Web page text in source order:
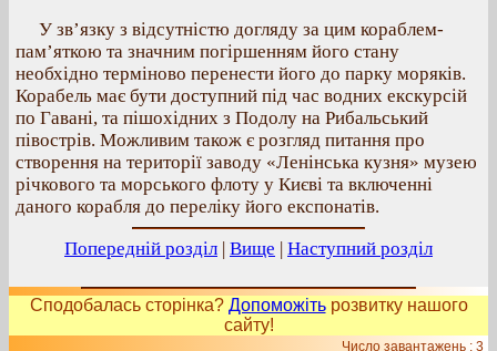
У зв’язку з відсутністю догляду за цим кораблем-
пам’яткою та значним погіршенням його стану
необхідно терміново перенести його до парку моряків.
Корабель має бути доступний під час водних екскурсій
по Гавані, та пішохідних з Подолу на Рибальський
півострів. Можливим також є розгляд питання про
створення на території заводу «Ленінська кузня» музею
річкового та морського флоту у Києві та включенні
даного корабля до переліку його експонатів.
Попередній розділ | Вище | Наступний розділ
Сподобалась сторінка? Допоможітьрозвитку нашого
сайту!
Число завантажень : 3